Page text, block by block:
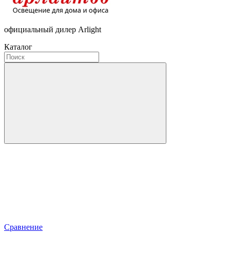
официальный дилер Arlight
Каталог
Сравнение